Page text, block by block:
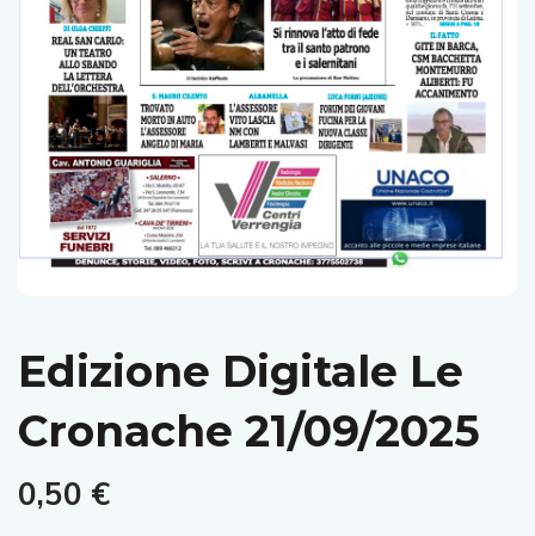
Edizione Digitale Le
Cronache 21/09/2025
0,50 €